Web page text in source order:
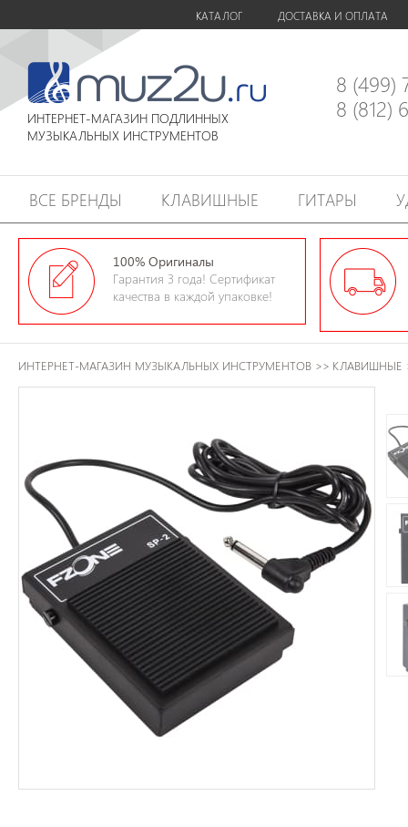
КАТАЛОГ ДОСТАВКА И ОПЛАТА
ИНТЕРНЕТ-МАГАЗИН ПОДЛИННЫХ
МУЗЫКАЛЬНЫХ ИНСТРУМЕНТОВ
8 (499)
8 (812)
ВСЕ БРЕНДЫ КЛАВИШНЫЕ ГИТАРЫ
100% Оригиналы
Гарантия 3 года! Сертификат
качества в каждой упаковке!
ИНТЕРНЕТ-МАГАЗИН МУЗЫКАЛЬНЫХ ИНСТРУМЕНТОВ >> КЛАВИШНЫЕ